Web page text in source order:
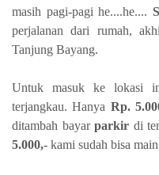
masih pagi-pagi he....he.... S
perjalanan dari rumah,
Tanjung Bayang.
Untuk masuk ke lokasi
terjangkau. Hanya Rp.
ditambah bayarparkir di
5.000,- kami sudah bisa